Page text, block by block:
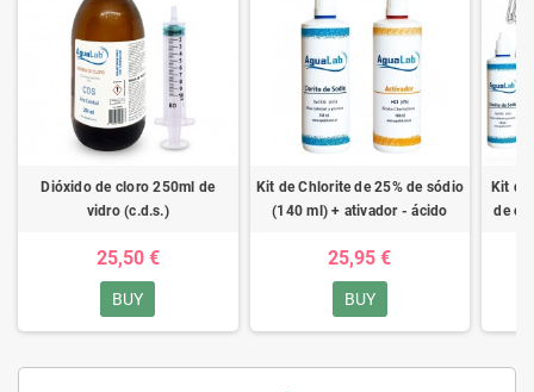
Dióxido de cloro 250ml de
vidro (c.d.s.)
25,50 €
BUY
Kit de Chlorite de 25% de sódio
(140 ml) + ativador - ácido
25,95 €
BUY
Kit de
de